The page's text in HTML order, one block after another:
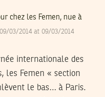
chez les Femen, nue à
03/2014 at 09/03/2014
internationale des
les Femen « section
le bas… à Paris.